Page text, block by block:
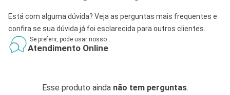
Está com alguma dúvida? Veja as perguntas mais frequentes e
confira se sua dúvida já foi esclarecida para outros clientes.
Se preferir, pode usar nosso
Atendimento Online
Esse produto ainda não tem perguntas.